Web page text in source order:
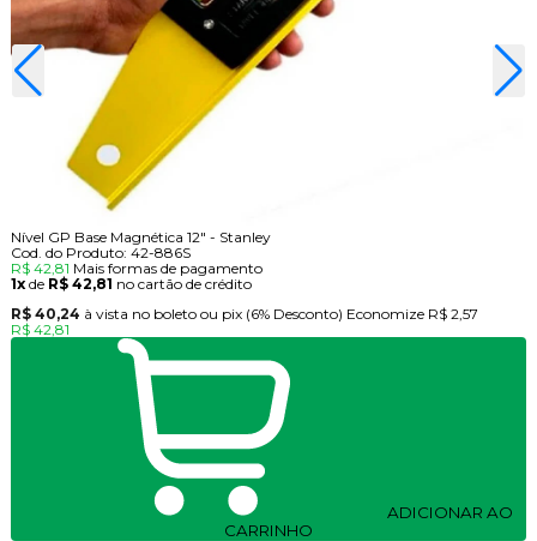
Nível GP Base Magnética 12" - Stanley
Cod. do Produto: 42-886S
R$ 42,81 Mais formas de pagamento
1xde R$ 42,81 no cartão de crédito
R$ 40,24 à vista no boleto ou pix (6% Desconto) Economize R$ 2,57
R$ 42,81
ADICIONAR AO
CARRINHO